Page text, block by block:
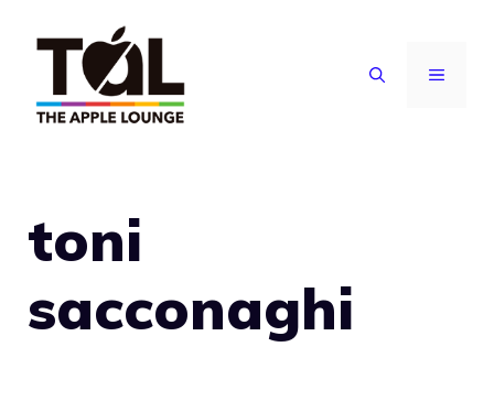
contenuto
MENU
toni
sacconaghi